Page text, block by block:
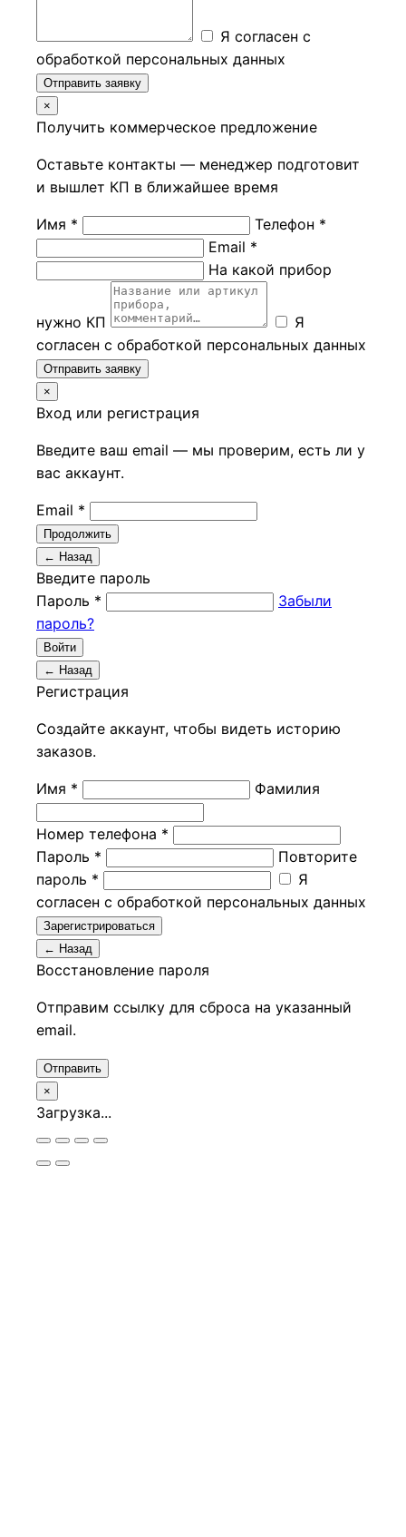
Я согласен с
обработкой персональных данных
Отправить заявку
×
Получить коммерческое предложение
Оставьте контакты — менеджер подготовит
и вышлет КП в ближайшее время
Имя *
Телефон *
Email *
На какой прибор
нужно КП
Я
согласен с обработкой персональных данных
Отправить заявку
×
Вход или регистрация
Введите ваш email — мы проверим, есть ли у
вас аккаунт.
Email *
Продолжить
← Назад
Введите пароль
Пароль *
Забыли
пароль?
Войти
← Назад
Регистрация
Создайте аккаунт, чтобы видеть историю
заказов.
Имя * Фамилия
Номер телефона *
Пароль *
Повторите
пароль *
Я
согласен с обработкой персональных данных
Зарегистрироваться
← Назад
Восстановление пароля
Отправим ссылку для сброса на указанный
email.
Отправить
×
Загрузка...